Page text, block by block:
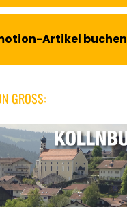
Artikel buchen
GROSS: